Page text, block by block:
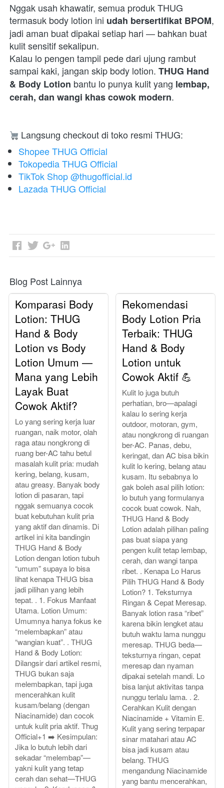
Nggak usah khawatir, semua produk THUG
termasuk body lotion ini udah bersertifikat BPOM,
jadi aman buat dipakai setiap hari — bahkan buat
kulit sensitif sekalipun.
Kalau lo pengen tampil pede dari ujung rambut
sampai kaki, jangan skip body lotion. THUG Hand
& Body Lotion bantu lo punya kulit yang lembap,
cerah, dan wangi khas cowok modern.
Langsung checkout di toko resmi THUG:
Shopee THUG Official
Tokopedia THUG Official
TikTok Shop @thugofficial.id
Lazada THUG Official
Blog Post Lainnya
Komparasi Body
Lotion: THUG
Hand & Body
Lotion vs Body
Lotion Umum —
Mana yang Lebih
Layak Buat
Cowok Aktif?
Lo yang sering kerja luar
ruangan, naik motor, olah
raga atau nongkrong di
ruang ber-AC tahu betul
masalah kulit pria: mudah
kering, belang, kusam,
atau greasy. Banyak body
lotion di pasaran, tapi
nggak semuanya cocok
buat kebutuhan kulit pria
yang aktif dan dinamis. Di
artikel ini kita bandingin
THUG Hand & Body
Lotion dengan lotion tubuh
“umum” supaya lo bisa
lihat kenapa THUG bisa
jadi pilihan yang lebih
tepat. . 1. Fokus Manfaat
Utama. Lotion Umum:
Umumnya hanya fokus ke
“melembapkan” atau
“wangian kuat”. . THUG
Hand & Body Lotion:
Dilangsir dari artikel resmi,
THUG bukan saja
melembapkan, tapi juga
mencerahkan kulit
kusam/belang (dengan
Niacinamide) dan cocok
untuk kulit pria aktif. Thug
Official+1 ➡️ Kesimpulan:
Jika lo butuh lebih dari
sekadar “melembap”—
yakni kulit yang tetap
cerah dan sehat—THUG
Rekomendasi
Body Lotion Pria
Terbaik: THUG
Hand & Body
Lotion untuk
Cowok Aktif 💪
Kulit lo juga butuh
perhatian, bro—apalagi
kalau lo sering kerja
outdoor, motoran, gym,
atau nongkrong di ruangan
ber-AC. Panas, debu,
keringat, dan AC bisa bikin
kulit lo kering, belang atau
kusam. Itu sebabnya lo
gak boleh asal pilih lotion:
lo butuh yang formulanya
cocok buat cowok. Nah,
THUG Hand & Body
Lotion adalah pilihan paling
pas buat siapa yang
pengen kulit tetap lembap,
cerah, dan wangi tanpa
ribet. . Kenapa Lo Harus
Pilih THUG Hand & Body
Lotion? 1. Teksturnya
Ringan & Cepat Meresap.
Banyak lotion rasa “ribet”
karena bikin lengket atau
butuh waktu lama nunggu
meresap. THUG beda—
teksturnya ringan, cepat
meresap dan nyaman
dipakai setelah mandi. Lo
bisa lanjut aktivitas tanpa
nunggu terlalu lama. . 2.
Cerahkan Kulit dengan
Niacinamide + Vitamin E.
Kulit yang sering terpapar
sinar matahari atau AC
bisa jadi kusam atau
belang. THUG
mengandung Niacinamide
yang bantu mencerahkan,